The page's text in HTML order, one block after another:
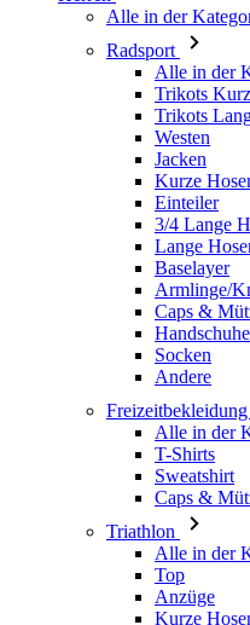
Trikots
Westen
Jacken
Kurze
Einteiler
3/4 Lange
Lange Hosen
Baselayer
Armlinge/
Caps &
Handschuhe
Socken
Andere
Alle in der
T-Shirts
Sweatshirt
Caps &
Triathlon
Alle in der
Top
Anzüge
Kurze Hosen
Sommer 2026
Team-Repliken
Special Editions
Ausverkauf